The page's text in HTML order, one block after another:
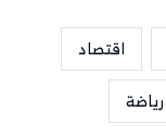
اقتصاد
رياضة